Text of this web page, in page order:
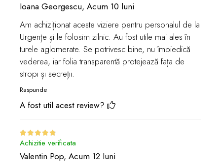
Ioana Georgescu, Acum 10 luni
Am achiziționat aceste viziere pentru personalul de la
Urgențe și le folosim zilnic. Au fost utile mai ales în
turele aglomerate. Se potrivesc bine, nu împiedică
vederea, iar folia transparentă protejează fața de
stropi și secreții.
Raspunde
A fost util acest review?
Achizitie verificata
Valentin Pop, Acum 12 luni